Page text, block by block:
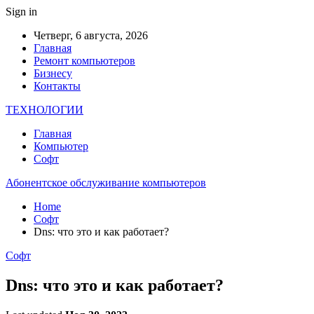
Sign in
Четверг, 6 августа, 2026
Главная
Ремонт компьютеров
Бизнесу
Контакты
ТЕХНОЛОГИИ
Главная
Компьютер
Софт
Абонентское обслуживание компьютеров
Home
Софт
Dns: что это и как работает?
Софт
Dns: что это и как работает?